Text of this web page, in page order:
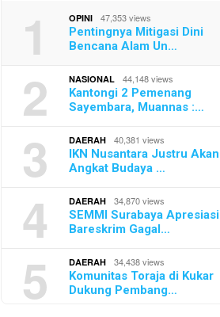
1 OPINI 47,353 views
Pentingnya Mitigasi Dini
Bencana Alam Un…
2 NASIONAL 44,148 views
Kantongi 2 Pemenang
Sayembara, Muannas :…
3 DAERAH 40,381 views
IKN Nusantara Justru Akan
Angkat Budaya …
4 DAERAH 34,870 views
SEMMI Surabaya Apresiasi
Bareskrim Gagal…
5 DAERAH 34,438 views
Komunitas Toraja di Kukar
Dukung Pembang…